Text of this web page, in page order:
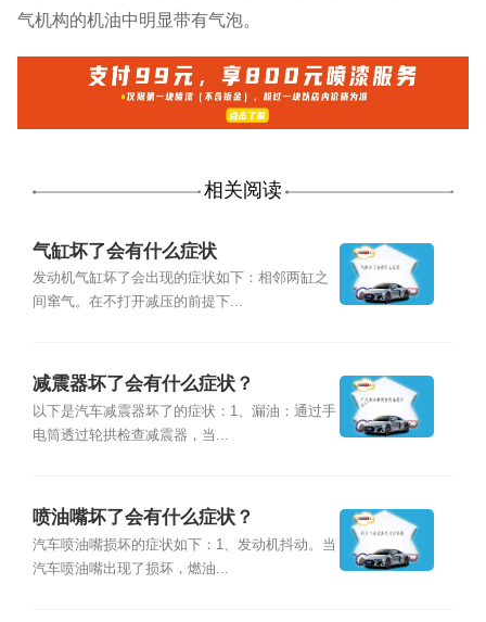
气机构的机油中明显带有气泡。
相关阅读
气缸坏了会有什么症状
发动机气缸坏了会出现的症状如下：相邻两缸之
间窜气。在不打开减压的前提下...
减震器坏了会有什么症状？
以下是汽车减震器坏了的症状：1、漏油：通过手
电筒透过轮拱检查减震器，当...
喷油嘴坏了会有什么症状？
汽车喷油嘴损坏的症状如下：1、发动机抖动。当
汽车喷油嘴出现了损坏，燃油...